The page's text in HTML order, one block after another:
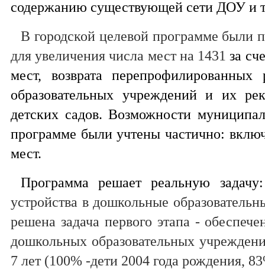
содержанию существующей сети ДОУ и
В городской целевой программе были
для увеличения числа мест на 1431за
мест, возврата
образовательных учреждений и их
детских садов. Возможности
программе были учтены частично:
мест.
Программа решает реальную
устройства в дошкольные
решена задача первого этапа -
дошкольных образовательных
7 лет (100% -дети 2004 года рождения,